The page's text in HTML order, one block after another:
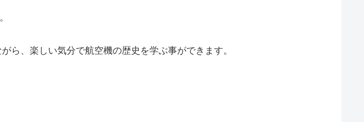
ら、楽しい気分で航空機の歴史を学ぶ事ができます。